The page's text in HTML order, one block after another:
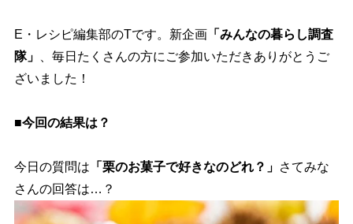
E・レシピ編集部のTです。新企画「みんなの暮らし調査
隊」
、毎日たくさんの方にご参加いただきありがとうご
ざいました！
■今回の結果は？
今日の質問は 「栗のお菓子で好きなのどれ？」 さてみな
さんの回答は…？